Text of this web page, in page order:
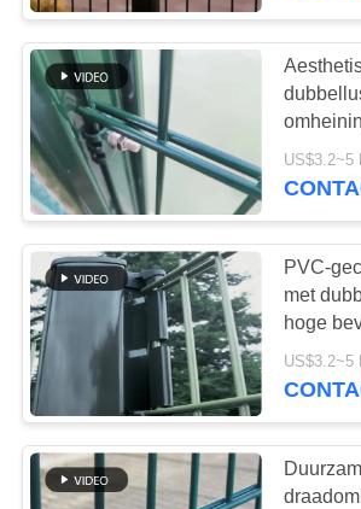
De
van het
draadnetwerk
staalpalissade
schermen
PVC-
US$3.2~5
PVC-
met
hoge
US$3.2~5